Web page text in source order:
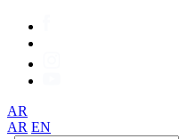
AR
AR EN